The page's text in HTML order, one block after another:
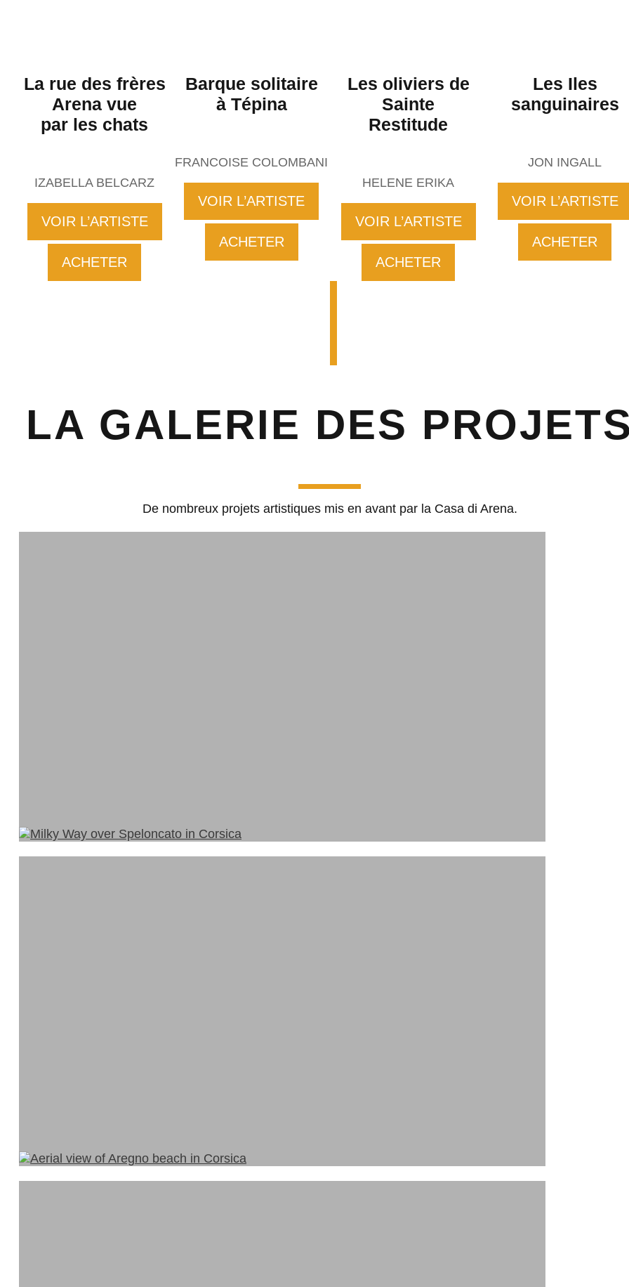
La rue des frères
Arena vue
par les chats
IZABELLA BELCARZ
VOIR L’ARTISTE
ACHETER
Barque solitaire
à Tépina
FRANCOISE COLOMBANI
VOIR L’ARTISTE
ACHETER
Les oliviers de
Sainte
Restitude
HELENE ERIKA
VOIR L’ARTISTE
ACHETER
Les Iles
sanguinaires
JON INGALL
VOIR L’ARTISTE
ACHETER
LA GALERIE DES
De nombreux projets artistiques mis en avant par la Casa di Arena.